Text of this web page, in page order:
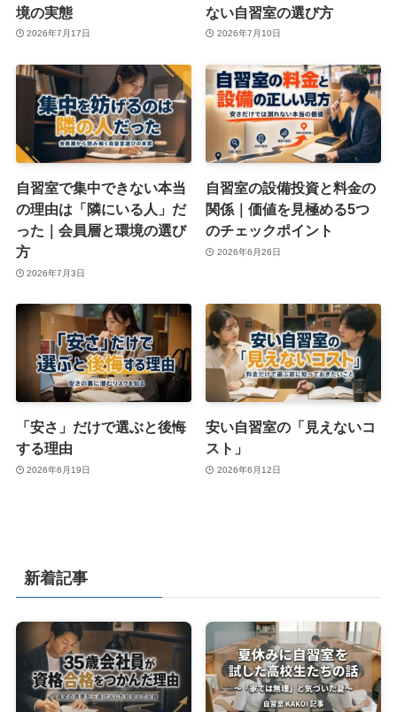
境の実態
2026年7月17日
ない自習室の選び方
2026年7月10日
自習室で集中できない本当
の理由は「隣にいる人」だ
った｜会員層と環境の選び
方
2026年7月3日
自習室の設備投資と料金の
関係｜価値を見極める5つ
のチェックポイント
2026年6月26日
「安さ」だけで選ぶと後悔
する理由
2026年6月19日
安い自習室の「見えないコ
スト」
2026年6月12日
新着記事